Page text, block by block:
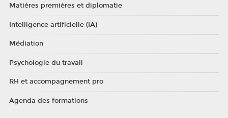
Matières premières et diplomatie
Intelligence artificielle (IA)
Médiation
Psychologie du travail
RH et accompagnement pro
Agenda des formations